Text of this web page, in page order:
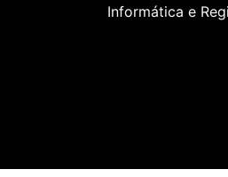
Informática e